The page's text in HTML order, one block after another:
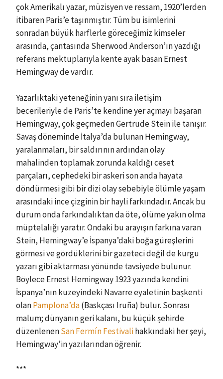
çok Amerikalı yazar, müzisyen ve ressam, 1920’lerden
itibaren Paris’e taşınmıştır. Tüm bu isimlerini
sonradan büyük harflerle göreceğimiz kimseler
arasında, çantasında Sherwood Anderson’ın yazdığı
referans mektuplarıyla kente ayak basan Ernest
Hemingway de vardır.
Yazarlıktaki yeteneğinin yanı sıra iletişim
becerileriyle de Paris’te kendine yer açmayı başaran
Hemingway, çok geçmeden Gertrude Stein ile tanışır.
Savaş döneminde İtalya’da bulunan Hemingway,
yaralanmaları, bir saldırının ardından olay
mahalinden toplamak zorunda kaldığı ceset
parçaları, cephedeki bir askeri son anda hayata
döndürmesi gibi bir dizi olay sebebiyle ölümle yaşam
arasındaki ince çizginin bir hayli farkındadır. Ancak bu
durum onda farkındalıktan da öte, ölüme yakın olma
müptelalığı yaratır. Ondaki bu arayışın farkına varan
Stein, Hemingway’e İspanya’daki boğa güreşlerini
görmesi ve gördüklerini bir gazeteci değil de kurgu
yazarı gibi aktarması yönünde tavsiyede bulunur.
Böylece Ernest Hemingway 1923 yazında kendini
İspanya’nın kuzeyindeki Navarre eyaletinin başkenti
olanPamplona’da(Baskçası Iruña) bulur. Sonrası
malum; dünyanın geri kalanı, bu küçük şehirde
düzenlenenSan Fermín Festivalihakkındaki her şeyi,
Hemingway’in yazılarından öğrenir.
***